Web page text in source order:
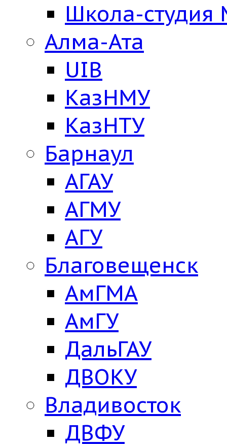
Школа-студия
Алма-Ата
UIB
КазНМУ
КазНТУ
Барнаул
АГАУ
АГМУ
АГУ
Благовещенск
АмГМА
АмГУ
ДальГАУ
ДВОКУ
Владивосток
ДВФУ